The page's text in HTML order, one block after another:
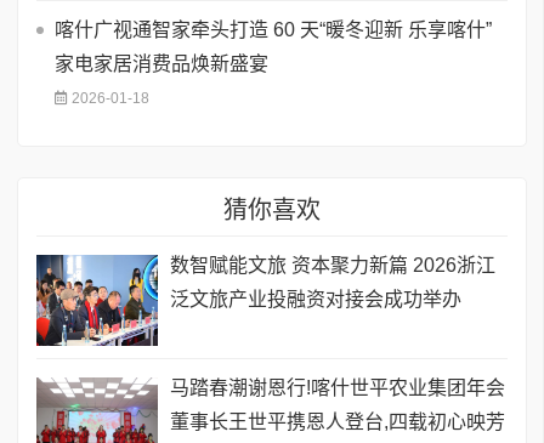
喀什广视通智家牵头打造 60 天​“暖冬迎新 乐享喀什”
家电家居消费品焕新盛宴
2026-01-18
猜你喜欢
数智赋能文旅 资本聚力新篇 2026浙江
泛文旅产业投融资对接会成功举办
马踏春潮谢恩行!喀什世平农业集团年会
董事长王世平携恩人登台,四载初心映芳